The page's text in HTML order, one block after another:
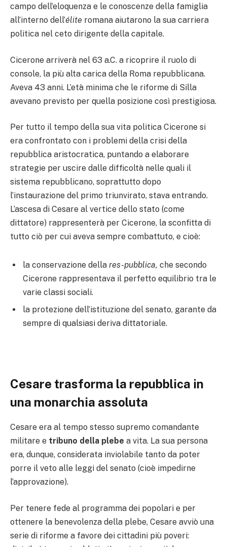
campo dell’eloquenza e le conoscenze della famiglia
all’interno dell’élite romana aiutarono la sua carriera
politica nel ceto dirigente della capitale.
Cicerone arriverà nel 63 a.C. a ricoprire il ruolo di
console, la più alta carica della Roma repubblicana.
Aveva 43 anni. L’età minima che le riforme di Silla
avevano previsto per quella posizione così prestigiosa.
Per tutto il tempo della sua vita politica Cicerone si
era confrontato con i problemi della crisi della
repubblica aristocratica, puntando a elaborare
strategie per uscire dalle difficoltà nelle quali il
sistema repubblicano, soprattutto dopo
l’instaurazione del primo triunvirato, stava entrando.
L’ascesa di Cesare al vertice dello stato (come
dittatore) rappresenterà per Cicerone, la sconfitta di
tutto ciò per cui aveva sempre combattuto, e cioè:
la conservazione della res-pubblica, che secondo
Cicerone rappresentava il perfetto equilibrio tra le
varie classi sociali.
la protezione dell’istituzione del senato, garante da
sempre di qualsiasi deriva dittatoriale.
Cesare trasforma la repubblica in
una monarchia assoluta
Cesare era al tempo stesso supremo comandante
militare e tribuno della plebe a vita. La sua persona
era, dunque, considerata inviolabile tanto da poter
porre il veto alle leggi del senato (cioè impedirne
l’approvazione).
Per tenere fede al programma dei popolari e per
ottenere la benevolenza della plebe, Cesare avviò una
serie di riforme a favore dei cittadini più poveri: